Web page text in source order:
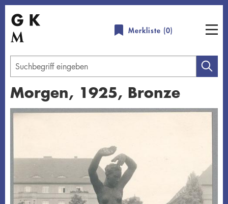
Direkt
zum
Inhalt
Merkliste (0)
Geben
Sie
einen
Suchbegriff
ein
Morgen, 1925, Bronze